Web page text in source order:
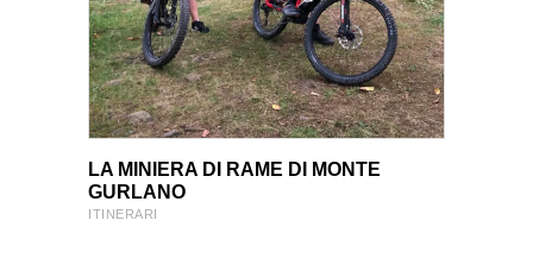
VIEW PRODUCT
VIEW PRODUCT
LA MINIERA DI RAME DI MONTE
GURLANO
ITINERARI